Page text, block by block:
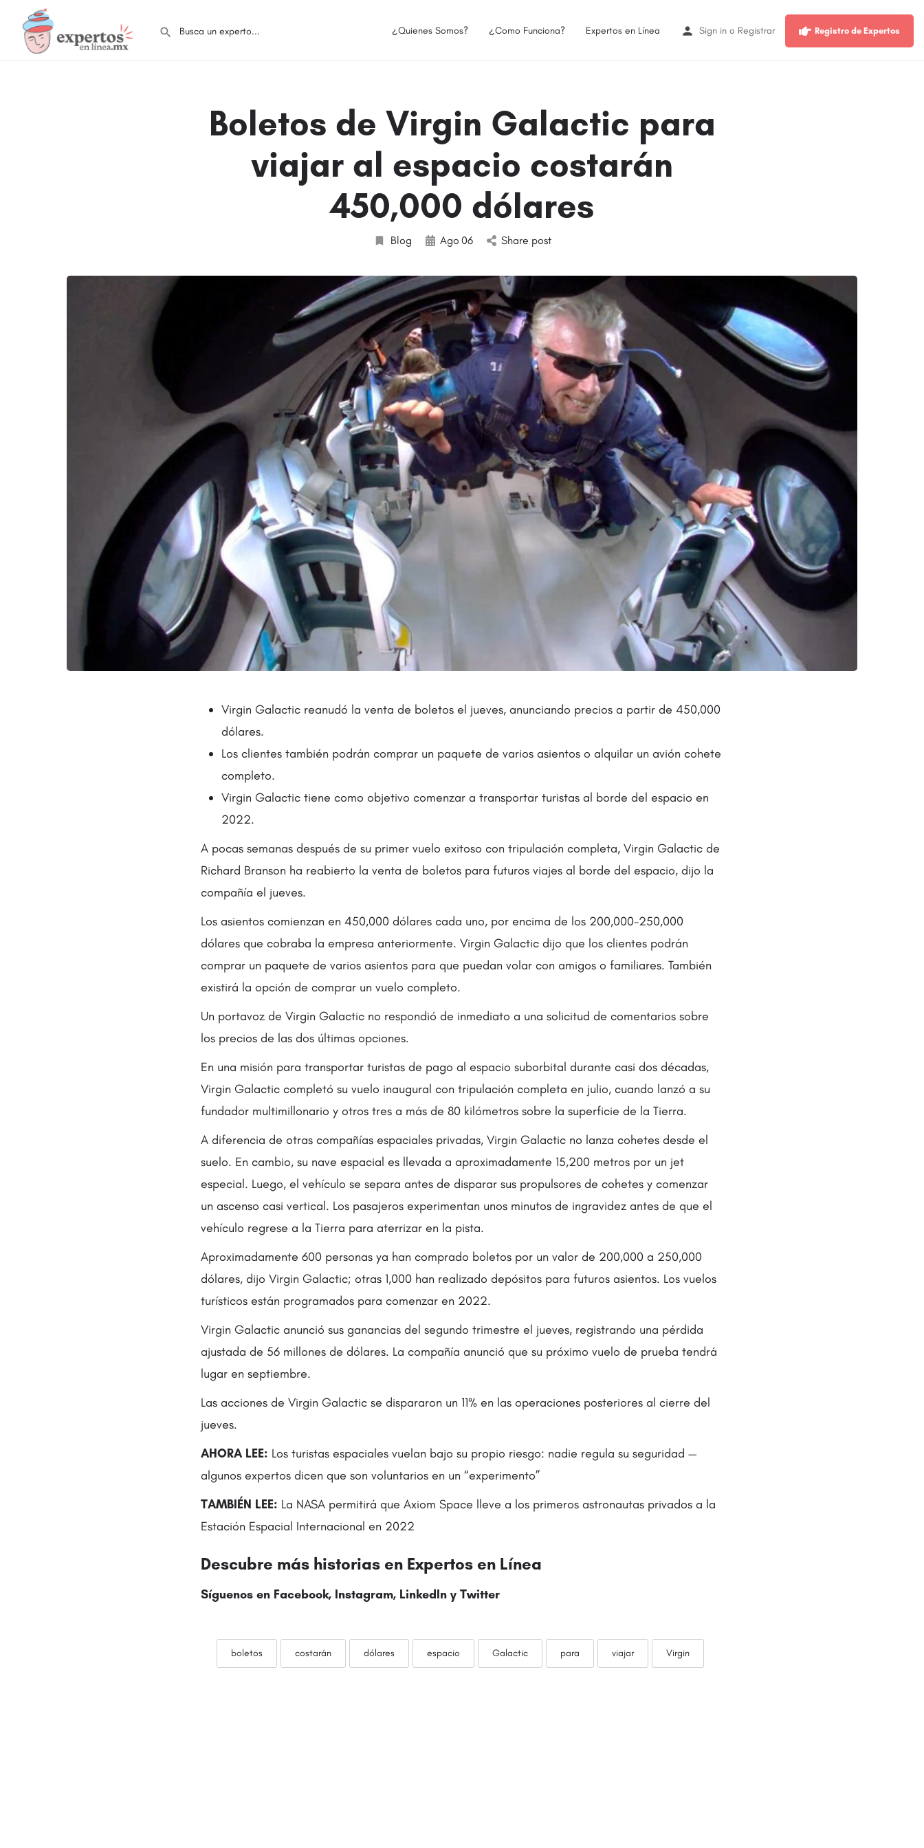
¿Quienes Somos? ¿Como Funciona? Expertos en Línea Sign in o Registrar Registro de Expertos
Boletos de Virgin Galactic para
viajar al espacio costarán
450,000 dólares
Blog Ago 06 Share post
Virgin Galactic reanudó la venta de boletos el jueves, anunciando precios a partir de 450,000
dólares.
Los clientes también podrán comprar un paquete de varios asientos o alquilar un avión cohete
completo.
Virgin Galactic tiene como objetivo comenzar a transportar turistas al borde del espacio en
2022.
A pocas semanas después de su primer vuelo exitoso con tripulación completa, Virgin Galactic de
Richard Branson ha reabierto la venta de boletos para futuros viajes al borde del espacio, dijo la
compañía el jueves.
Los asientos comienzan en 450,000 dólares cada uno, por encima de los 200,000-250,000
dólares que cobraba la empresa anteriormente. Virgin Galactic dijo que los clientes podrán
comprar un paquete de varios asientos para que puedan volar con amigos o familiares. También
existirá la opción de comprar un vuelo completo.
Un portavoz de Virgin Galactic no respondió de inmediato a una solicitud de comentarios sobre
los precios de las dos últimas opciones.
En una misión para transportar turistas de pago al espacio suborbital durante casi dos décadas,
Virgin Galactic completó su vuelo inaugural con tripulación completa en julio, cuando lanzó a su
fundador multimillonario y otros tres a más de 80 kilómetros sobre la superficie de la Tierra.
A diferencia de otras compañías espaciales privadas, Virgin Galactic no lanza cohetes desde el
suelo. En cambio, su nave espacial es llevada a aproximadamente 15,200 metros por un jet
especial. Luego, el vehículo se separa antes de disparar sus propulsores de cohetes y comenzar
un ascenso casi vertical. Los pasajeros experimentan unos minutos de ingravidez antes de que el
vehículo regrese a la Tierra para aterrizar en la pista.
Aproximadamente 600 personas ya han comprado boletos por un valor de 200,000 a 250,000
dólares, dijo Virgin Galactic; otras 1,000 han realizado depósitos para futuros asientos. Los vuelos
turísticos están programados para comenzar en 2022.
Virgin Galactic anunció sus ganancias del segundo trimestre el jueves, registrando una pérdida
ajustada de 56 millones de dólares. La compañía anunció que su próximo vuelo de prueba tendrá
lugar en septiembre.
Las acciones de Virgin Galactic se dispararon un 11% en las operaciones posteriores al cierre del
jueves.
AHORA LEE: Los turistas espaciales vuelan bajo su propio riesgo: nadie regula su seguridad —
algunos expertos dicen que son voluntarios en un “experimento”
TAMBIÉN LEE: La NASA permitirá que Axiom Space lleve a los primeros astronautas privados a la
Estación Espacial Internacional en 2022
Descubre más historias en Expertos en Línea
Síguenos en Facebook, Instagram, LinkedIn y Twitter
boletos costarán dólares espacio Galactic para viajar Virgin